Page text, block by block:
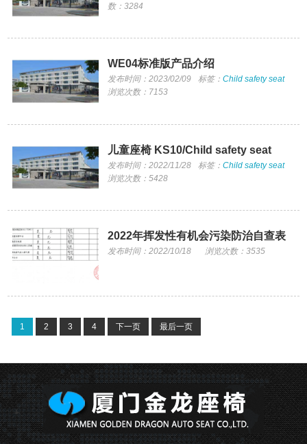
数：3284
WE04标准版产品介绍
发布时间：2023/02/09 标签： Child safety seat
浏览次数：7153
儿童座椅 KS10/Child safety seat
发布时间：2022/11/28 标签： Child safety seat
浏览次数：5428
2022年挥发性有机会污染防治自查表
发布时间：2022/10/18 浏览次数：3535
1 2 3 4 下一页 最后一页